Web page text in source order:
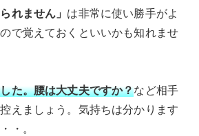
れません」 は非常に使い勝手がよ
で覚えておくといいかも知れませ
た。腰は大丈夫ですか？など相手
えましょう。気持ちは分かります
・。